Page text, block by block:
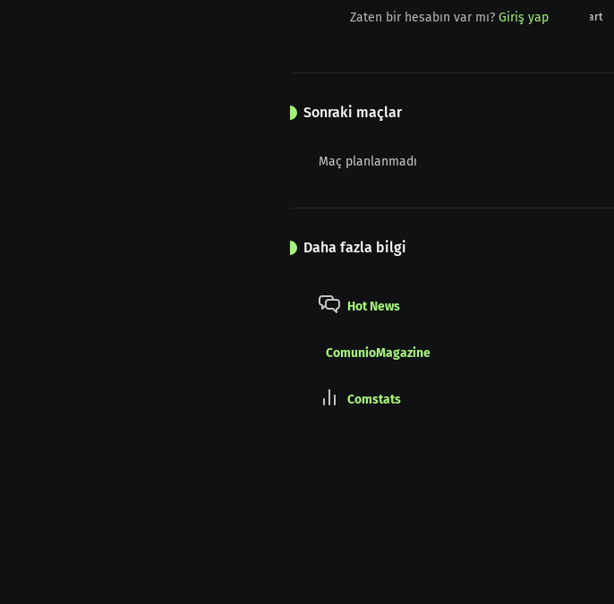
Sarı kart Sarı - Kırmızı Kırmızı kart
Sonraki maçlar
Maç planlanmadı
Daha fazla bilgi
Hot News
ComunioMagazine
Comstats
Zaten bir hesabın var mı? Giriş yap